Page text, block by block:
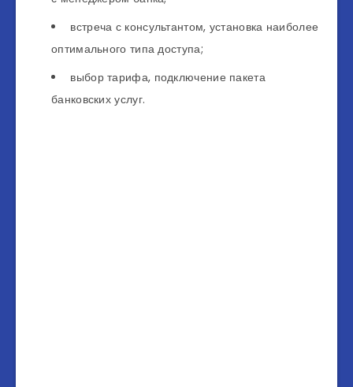
встреча с консультантом, установка наиболее
оптимального типа доступа;
выбор тарифа, подключение пакета
банковских услуг.